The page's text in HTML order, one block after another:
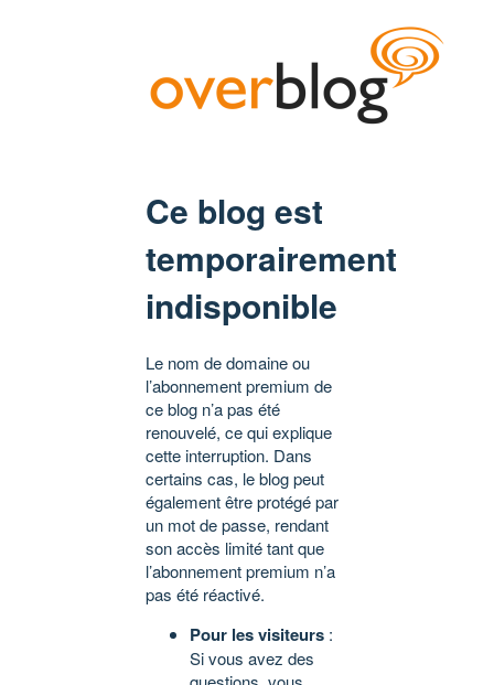
Ce blog est
temporairement
indisponible
Le nom de domaine ou
l’abonnement premium de
ce blog n’a pas été
renouvelé, ce qui explique
cette interruption. Dans
certains cas, le blog peut
également être protégé par
un mot de passe, rendant
son accès limité tant que
l’abonnement premium n’a
pas été réactivé.
Pour les visiteurs :
Si vous avez des